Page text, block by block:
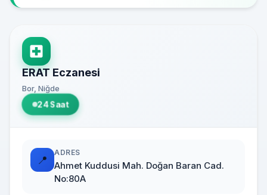
ERAT Eczanesi
Bor, Niğde
24 Saat
📍
ADRES
Ahmet Kuddusi Mah. Doğan Baran Cad.
No:80A